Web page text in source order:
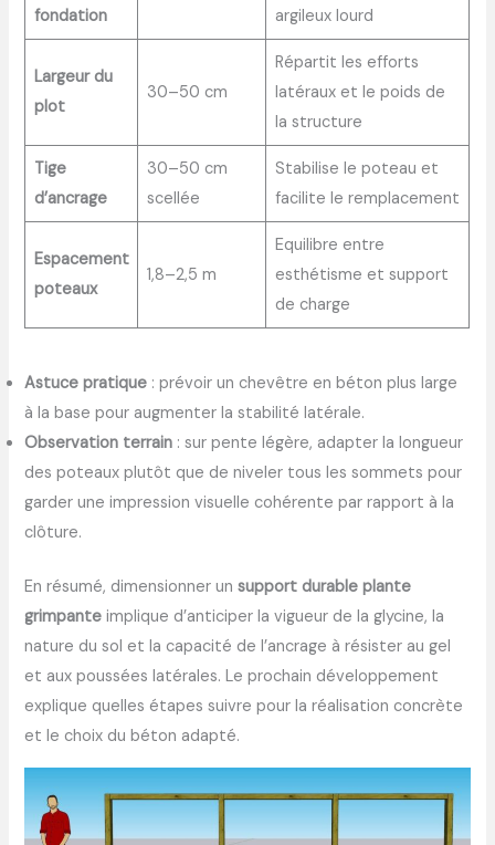
fondation
argileux lourd
Largeur du
plot
30–50 cm
Répartit les efforts
latéraux et le poids de
la structure
Tige
d’ancrage
30–50 cm
scellée
Stabilise le poteau et
facilite le remplacement
Espacement
poteaux
1,8–2,5 m
Equilibre entre
esthétisme et support
de charge
Astuce pratique : prévoir un chevêtre en béton plus large
à la base pour augmenter la stabilité latérale.
Observation terrain : sur pente légère, adapter la longueur
des poteaux plutôt que de niveler tous les sommets pour
garder une impression visuelle cohérente par rapport à la
clôture.
En résumé, dimensionner unsupport durable plante
grimpante implique d’anticiper la vigueur de la glycine, la
nature du sol et la capacité de l’ancrage à résister au gel
et aux poussées latérales. Le prochain développement
explique quelles étapes suivre pour la réalisation concrète
et le choix du béton adapté.